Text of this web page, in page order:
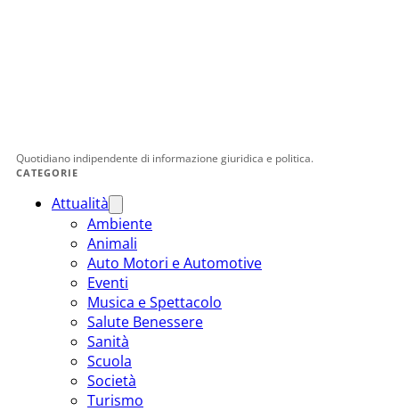
Quotidiano indipendente di informazione giuridica e politica.
CATEGORIE
Attualità
Ambiente
Animali
Auto Motori e Automotive
Eventi
Musica e Spettacolo
Salute Benessere
Sanità
Scuola
Società
Turismo